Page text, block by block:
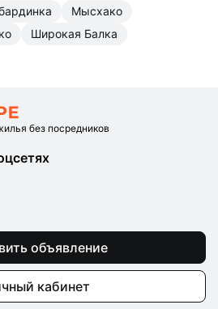
Мысхако
Широкая Балка
без посредников
объявление
кабинет